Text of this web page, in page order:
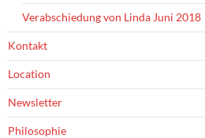
Verabschiedung von Linda Juni 2018
Kontakt
Location
Newsletter
Philosophie